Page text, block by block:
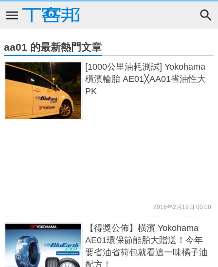
aa01 的最新熱門文章
[1000公里油耗測試] Yokohama
橫濱輪胎 AE01╳AA01省油性大
PK
2016年2月19日 00:00
【得獎公佈】橫濱 Yokohama
AE01環保節能胎大贈送！今年
要省油省荷包就看這一味橘子油
配方！